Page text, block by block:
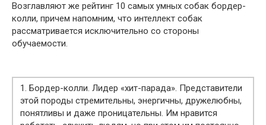
Возглавляют же рейтинг 10 самых умных собак бордер-
колли, причем напомним, что интеллект собак
рассматривается исключительно со стороны
обучаемости.
1. Бордер-колли. Лидер «хит-парада». Представители
этой породы стремительны, энергичны, дружелюбны,
понятливы и даже проницательны. Им нравится